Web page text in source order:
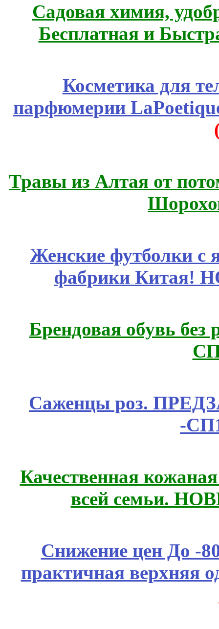
Садовая химия,
Бесплатная и
Косметика для
парфюмерии
Травы из Алтая от
Женские футболки с
фабрики Китая!
Брендовая обувь без
Саженцы роз.
-
Качественная
всей семьи.
Снижение цен До -
практичная верхняя